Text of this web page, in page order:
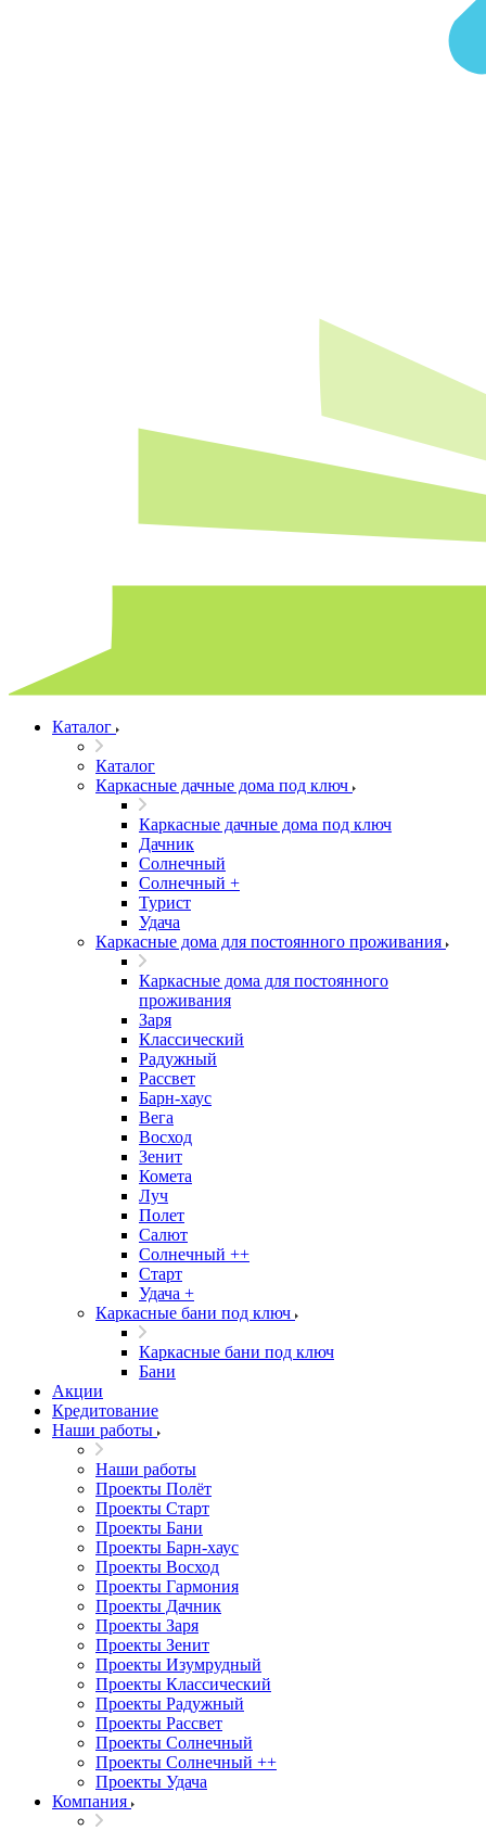
Каталог
Каталог
Каркасные дачные дома под ключ
Каркасные дачные дома под ключ
Дачник
Солнечный
Солнечный +
Турист
Удача
Каркасные дома для постоянного проживания
Каркасные дома для постоянного
проживания
Заря
Классический
Радужный
Рассвет
Барн-хаус
Вега
Восход
Зенит
Комета
Луч
Полет
Салют
Солнечный ++
Старт
Удача +
Каркасные бани под ключ
Каркасные бани под ключ
Бани
Акции
Кредитование
Наши работы
Наши работы
Проекты Полёт
Проекты Старт
Проекты Бани
Проекты Барн-хаус
Проекты Восход
Проекты Гармония
Проекты Дачник
Проекты Заря
Проекты Зенит
Проекты Изумрудный
Проекты Классический
Проекты Радужный
Проекты Рассвет
Проекты Солнечный
Проекты Солнечный ++
Проекты Удача
Компания